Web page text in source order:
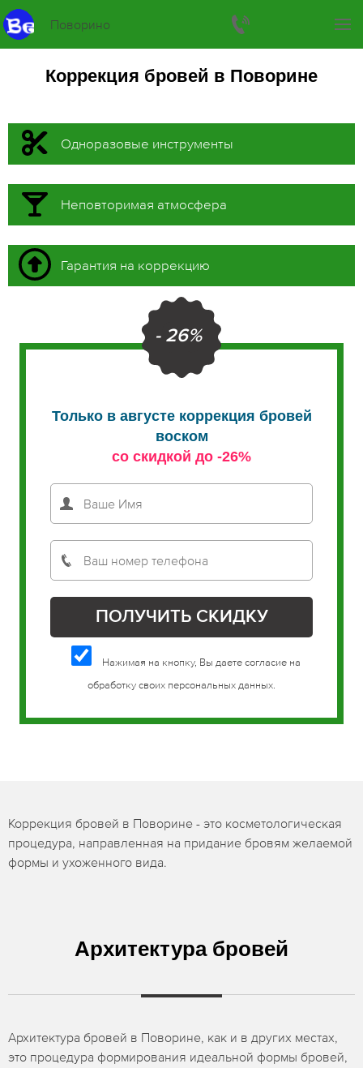
Поворино
Коррекция бровей в Поворине
Одноразовые инструменты
Неповторимая атмосфера
Гарантия на коррекцию
- 26%
Только в августе коррекция бровей
воском
со скидкой до -26%
Нажимая на кнопку, Вы даете согласие на
обработку своих персональных данных.
Коррекция бровей в Поворине - это косметологическая
процедура, направленная на придание бровям желаемой
формы и ухоженного вида.
Архитектура бровей
Архитектура бровей в Поворине, как и в других местах,
это процедура формирования идеальной формы бровей,